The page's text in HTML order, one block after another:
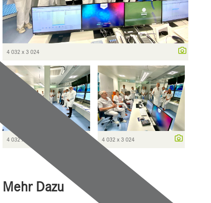
4 032 x 3 024
4 032 x 3 024 4 032 x 3 024
Mehr Dazu